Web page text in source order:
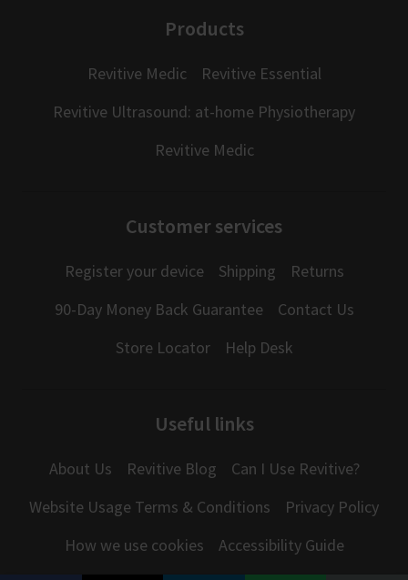
Products
Revitive Medic
Revitive Essential
Revitive Ultrasound: at-home Physiotherapy
Revitive Medic
Customer services
Register your device Shipping
Returns
90-Day Money Back Guarantee
Contact Us
Store Locator
Help Desk
Useful links
About Us Revitive Blog
Can I Use Revitive?
Website Usage Terms & Conditions
Privacy Policy
How we use cookies
Accessibility Guide